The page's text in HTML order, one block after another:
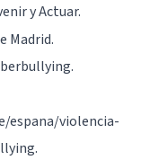
y Actuar.
Madrid.
espana/violencia-